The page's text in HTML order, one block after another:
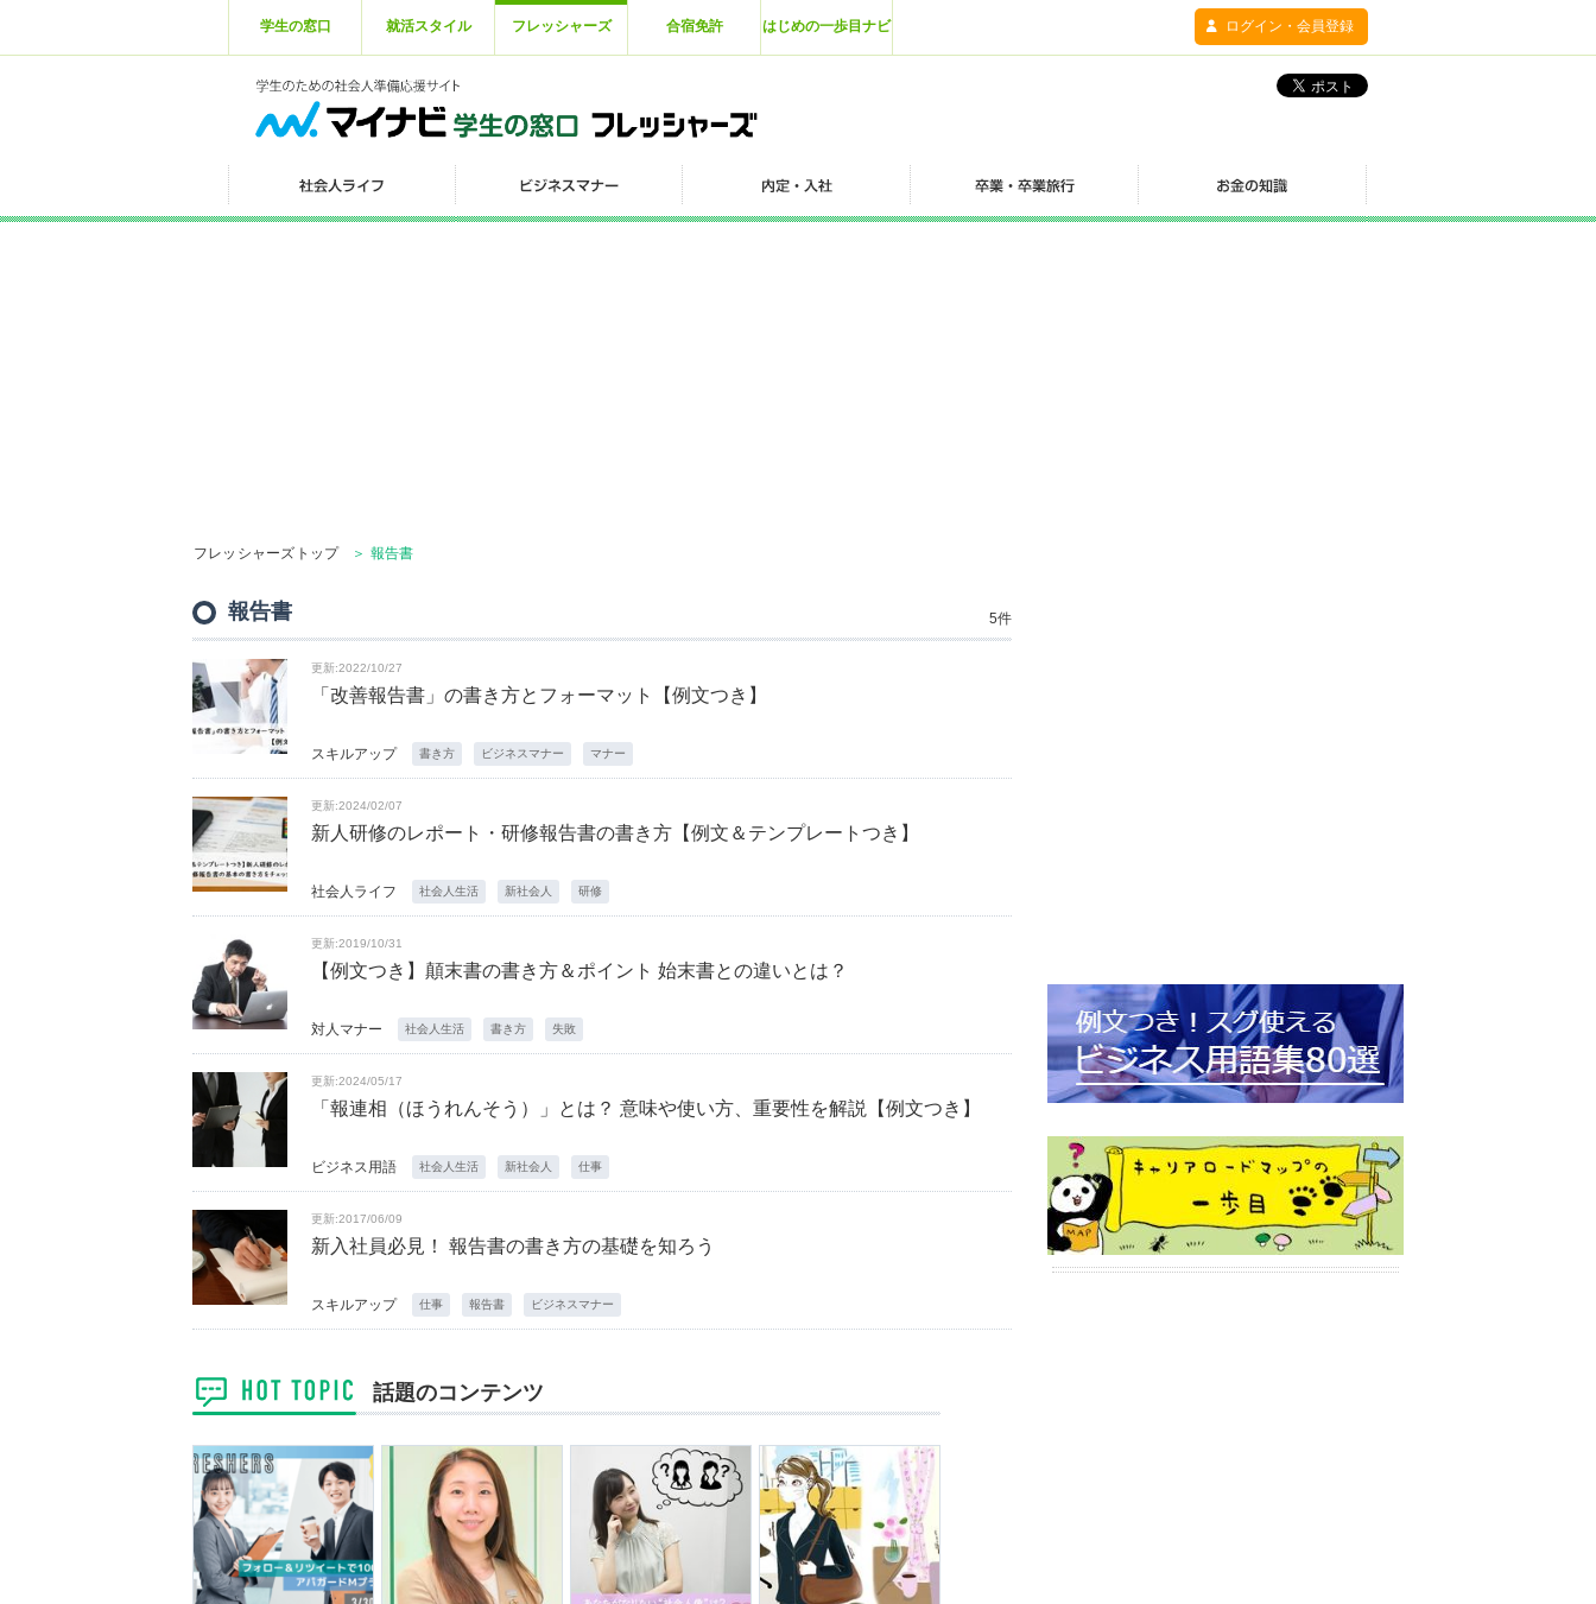
学生の窓口 就活スタイル フレッシャーズ 合宿免許 はじめの一歩目ナビ ログイン・会員登録
フレッシャーズトップ ＞ 報告書
報告書 5件
更新:2022/10/27
「改善報告書」の書き方とフォーマット【例文つき】
スキルアップ 書き方 ビジネスマナー マナー
更新:2024/02/07
新人研修のレポート・研修報告書の書き方【例文＆テンプレートつき】
社会人ライフ 社会人生活 新社会人 研修
更新:2019/10/31
【例文つき】顛末書の書き方＆ポイント 始末書との違いとは？
対人マナー 社会人生活 書き方 失敗
更新:2024/05/17
「報連相（ほうれんそう）」とは？ 意味や使い方、重要性を解説【例文つき】
ビジネス用語 社会人生活 新社会人 仕事
更新:2017/06/09
新入社員必見！ 報告書の書き方の基礎を知ろう
スキルアップ 仕事 報告書 ビジネスマナー
話題のコンテンツ